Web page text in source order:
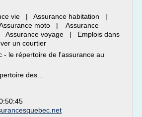
vie | Assurance habitation |
moto | Assurance
voyage | Emplois dans
un courtier
- le répertoire de l'assurance au
des...